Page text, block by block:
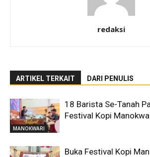
redaksi
ARTIKEL TERKAIT DARI PENULIS
MANOKWARI
18 Barista Se-Tanah
Festival Kopi
Buka Festival Kopi